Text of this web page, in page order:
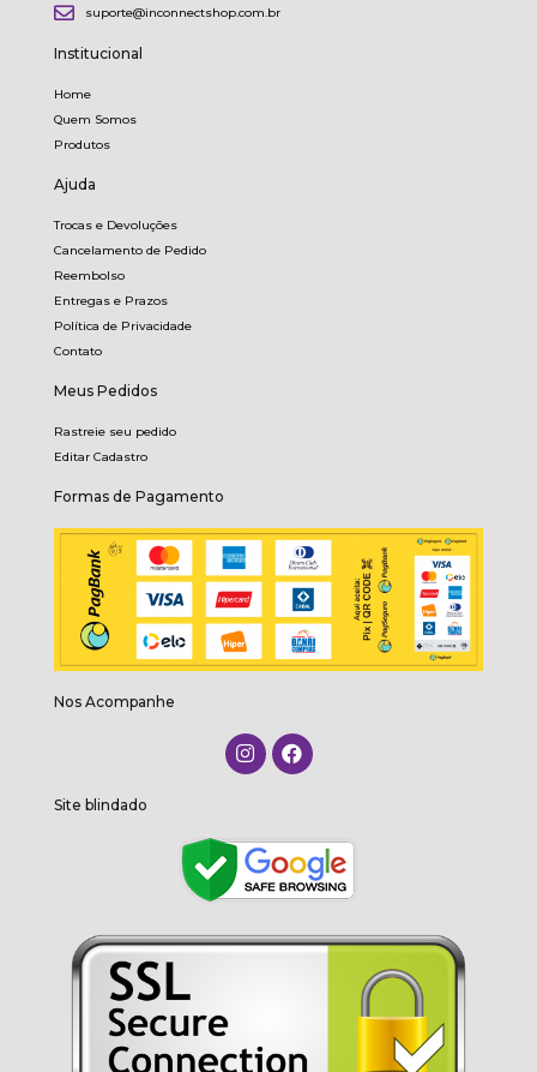
suporte@inconnectshop.com.br
Institucional
Home
Quem Somos
Produtos
Ajuda
Trocas e Devoluções
Cancelamento de Pedido
Reembolso
Entregas e Prazos
Política de Privacidade
Contato
Meus Pedidos
Rastreie seu pedido
Editar Cadastro
Formas de Pagamento
Nos Acompanhe
Site blindado